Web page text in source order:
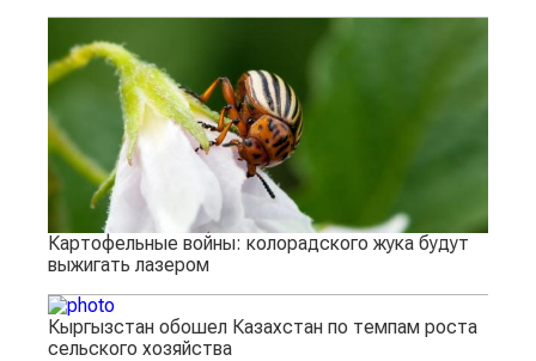
Картофельные войны: колорадского жука будут
выжигать лазером
Кыргызстан обошел Казахстан по темпам роста
сельского хозяйства